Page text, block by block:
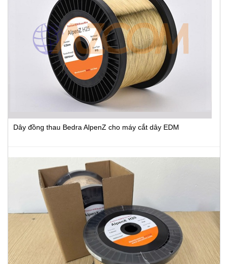
Dây đồng thau Bedra AlpenZ cho máy cắt dây EDM